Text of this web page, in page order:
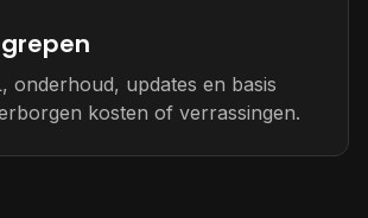
onderhoud, updates en basis
kosten of verrassingen.